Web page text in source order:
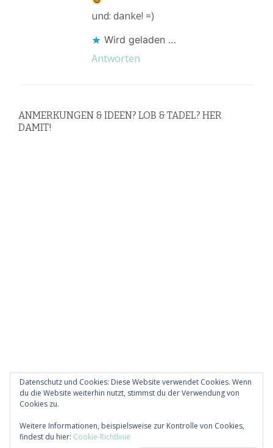
und: danke! =)
Wird geladen …
Antworten
ANMERKUNGEN & IDEEN? LOB & TADEL? HER
DAMIT!
Diese Website verwendet Akismet, um Spam zu
reduzieren. Erfahre, wie deine Kommentardaten
Datenschutz und Cookies: Diese Website verwendet Cookies. Wenn
du die Website weiterhin nutzt, stimmst du der Verwendung von
Cookies zu.
Weitere Informationen, beispielsweise zur Kontrolle von Cookies,
findest du hier: Cookie-Richtlinie